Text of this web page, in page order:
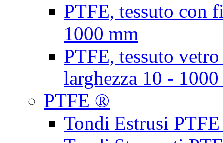
PTFE, tessuto con
1000 mm
PTFE, tessuto
larghezza 10 -
PTFE ®
Tondi Estrusi